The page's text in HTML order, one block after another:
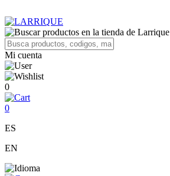
Mi cuenta
0
0
ES
EN